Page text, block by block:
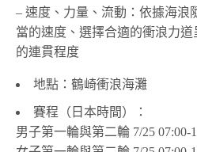
– 速度、力量、流動：依據海浪
當的速度、選擇合適的衝浪力
的連貫程度
地點：鶴崎衝浪海灘
賽程（日本時間）：
男子第一輪與第二輪 7/25 07:00-